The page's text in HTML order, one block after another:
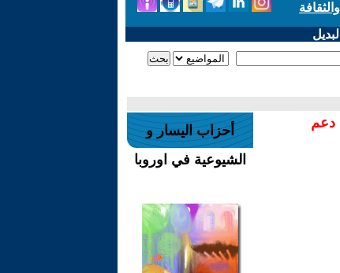
دعم
أحزاب اليسار و
الشيوعية في اوروبا